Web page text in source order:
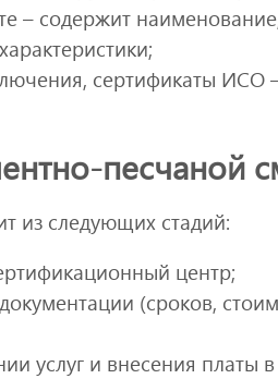
– содержит
сертификаты ИСО
песчаной
из следующих стадий:
центр;
(сроков,
услуг и внесения платы